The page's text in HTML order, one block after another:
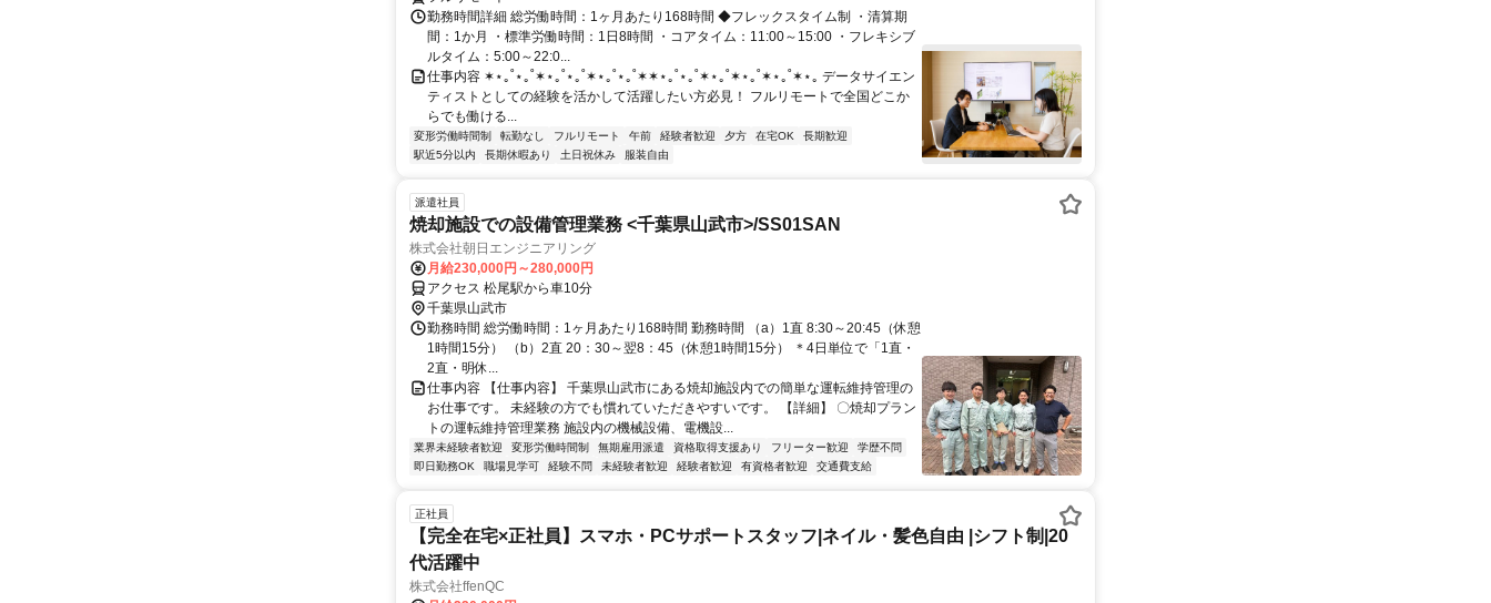
勤務時間詳細 総労働時間：1ヶ月あたり168時間 ◆フレックスタイム制 ・清算期
間：1か月 ・標準労働時間：1日8時間 ・コアタイム：11:00～15:00 ・フレキシブ
ルタイム：5:00～22:0...
仕事内容 ✶⋆｡˚⋆｡˚✶⋆｡˚⋆｡˚✶⋆｡˚⋆｡˚✶✶⋆｡˚⋆｡˚✶⋆｡˚✶⋆｡˚✶⋆｡˚✶⋆｡ データサイエン
ティストとしての経験を活かして活躍したい方必見！ フルリモートで全国どこか
らでも働ける...
変形労働時間制 転勤なし フルリモート 午前 経験者歓迎 夕方 在宅OK
長期歓迎
駅近5分以内
長期休暇あり 土日祝休み 服装自由
派遣社員
焼却施設での設備管理業務 <千葉県山武市>/SS01SAN
株式会社朝日エンジニアリング
月給230,000円～280,000円
アクセス 松尾駅から車10分
千葉県山武市
勤務時間 総労働時間：1ヶ月あたり168時間 勤務時間 （a）1直 8:30～20:45（休憩
1時間15分） （b）2直 20：30～翌8：45（休憩1時間15分） ＊4日単位で「1直・
2直・明休...
仕事内容 【仕事内容】 千葉県山武市にある焼却施設内での簡単な運転維持管理の
お仕事です。 未経験の方でも慣れていただきやすいです。 【詳細】 〇焼却プラン
トの運転維持管理業務 施設内の機械設備、電機設...
業界未経験者歓迎 変形労働時間制 無期雇用派遣 資格取得支援あり フリーター歓迎
学歴不問
即日勤務OK
職場見学可 経験不問 未経験者歓迎 経験者歓迎 有資格者歓迎 交通費支給
正社員
【完全在宅×正社員】スマホ・PCサポートスタッフ|ネイル・髪色自由 |シフト制|20
代活躍中
株式会社ffenQC